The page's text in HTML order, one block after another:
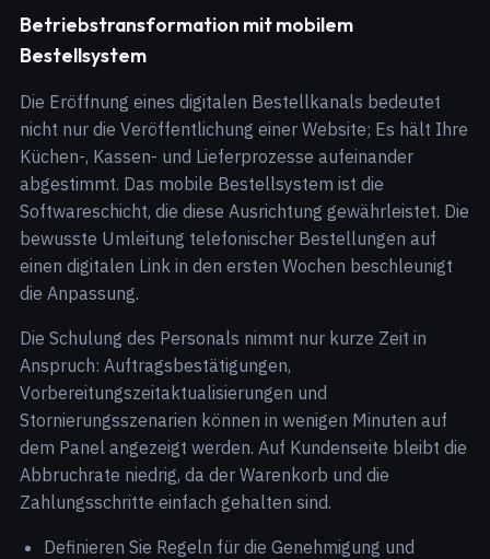
Betriebstransformation mit mobilem
Bestellsystem
Die Eröffnung eines digitalen Bestellkanals bedeutet
nicht nur die Veröffentlichung einer Website; Es hält Ihre
Küchen-, Kassen- und Lieferprozesse aufeinander
abgestimmt. Das mobile Bestellsystem ist die
Softwareschicht, die diese Ausrichtung gewährleistet. Die
bewusste Umleitung telefonischer Bestellungen auf
einen digitalen Link in den ersten Wochen beschleunigt
die Anpassung.
Die Schulung des Personals nimmt nur kurze Zeit in
Anspruch: Auftragsbestätigungen,
Vorbereitungszeitaktualisierungen und
Stornierungsszenarien können in wenigen Minuten auf
dem Panel angezeigt werden. Auf Kundenseite bleibt die
Abbruchrate niedrig, da der Warenkorb und die
Zahlungsschritte einfach gehalten sind.
Definieren Sie Regeln für die Genehmigung und